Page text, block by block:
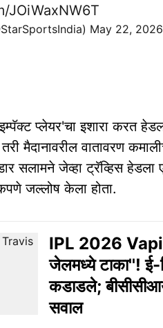
JOiWaxNW6T
May 22, 2026
प्लेयर'चा इशारा करत
मैदानावरील वातावरण
सलामने जेव्हा ट्रॅव्हिस हेडला
जल्लोष केला होता.
IPL 2026
जेलमध्ये टाका''! ई-
कडाडले;
सवाल